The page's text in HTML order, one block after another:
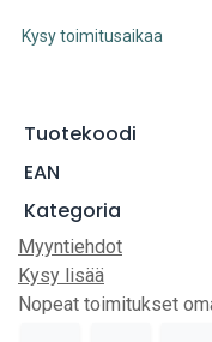
Kysy toimitusaikaa
Tuotekoodi
EAN
Kategoria
Myyntiehdot
Kysy lisää
Nopeat toimitukset